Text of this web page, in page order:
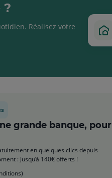
?
Réalisez votre
grande banque, pour
en quelques clics depuis
: Jusqu’à 140€ offerts !